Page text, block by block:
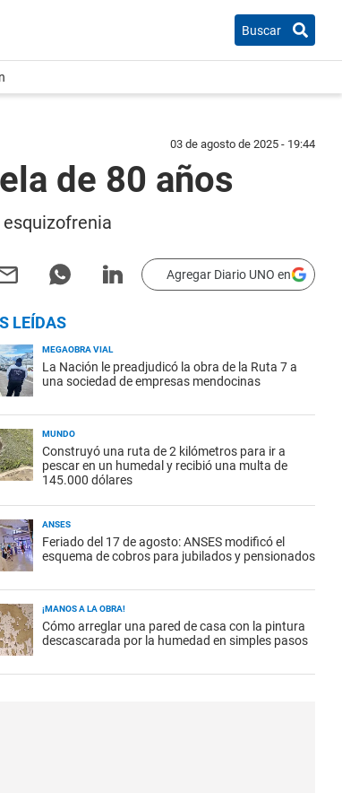
Buscar
03 de agosto de 2025 - 19:44
de 80 años
Agregar Diario UNO en
LEÍDAS
MEGAOBRA VIAL
La Nación le preadjudicó la obra de la Ruta 7 a
una sociedad de empresas mendocinas
MUNDO
Construyó una ruta de 2 kilómetros para ir a
pescar en un humedal y recibió una multa de
145.000 dólares
ANSES
Feriado del 17 de agosto: ANSES modificó el
esquema de cobros para jubilados y pensionados
¡MANOS A LA OBRA!
Cómo arreglar una pared de casa con la pintura
descascarada por la humedad en simples pasos